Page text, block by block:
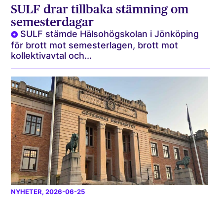
SULF drar tillbaka stämning om
semesterdagar
SULF stämde Hälsohögskolan i Jönköping
för brott mot semesterlagen, brott mot
kollektivavtal och...
NYHETER, 2026-06-25